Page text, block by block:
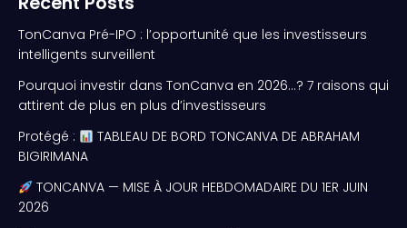
TonCanva Pré-IPO : l’opportunité que les investisseurs
intelligents surveillent
Pourquoi investir dans TonCanva en 2026…? 7 raisons qui
attirent de plus en plus d’investisseurs
Protégé :
TABLEAU DE BORD TONCANVA DE ABRAHAM
BIGIRIMANA
TONCANVA — MISE À JOUR HEBDOMADAIRE DU 1ER JUIN
2026